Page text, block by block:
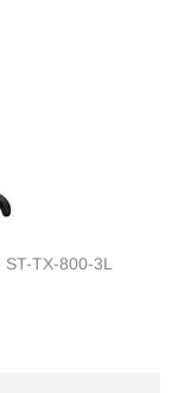
ST-TX-800-3L